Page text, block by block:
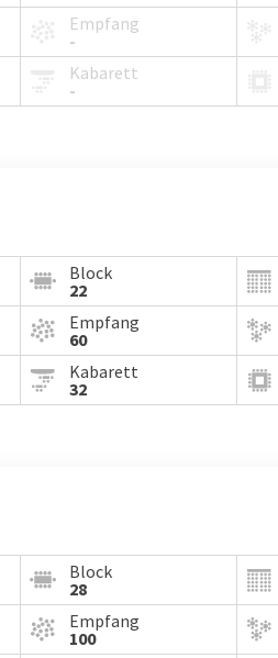
Empfang
-
Kabarett
-
Block
22
Empfang
60
Kabarett
32
Block
28
Empfang
100